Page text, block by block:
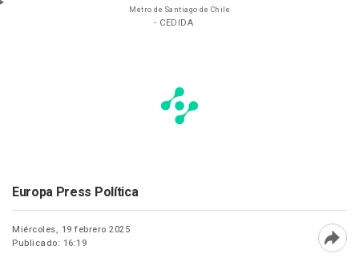
Metro de Santiago de Chile
- CEDIDA
Europa Press Política
Miércoles, 19 febrero 2025
Publicado: 16:19